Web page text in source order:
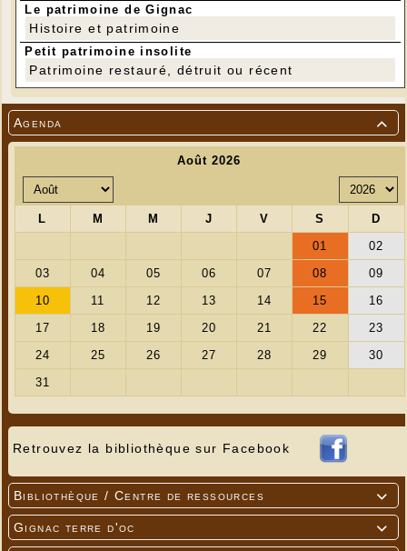

Agenda
Retrouvez la bibliothèque sur Facebook

Bibliothèque / Centre de ressources

Gignac terre d'oc
Le patrimoine de Gignac
Histoire et patrimoine
Petit patrimoine insolite
Patrimoine restauré, détruit ou récent